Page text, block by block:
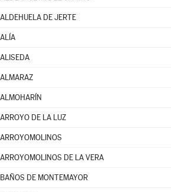
ALDEHUELA DE JERTE
ALÍA
ALISEDA
ALMARAZ
ALMOHARÍN
ARROYO DE LA LUZ
ARROYOMOLINOS
ARROYOMOLINOS DE LA VERA
BAÑOS DE MONTEMAYOR